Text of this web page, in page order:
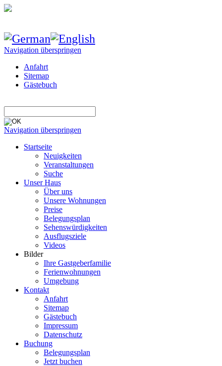
Navigation überspringen
Anfahrt
Sitemap
Gästebuch
Navigation überspringen
Startseite
Neuigkeiten
Veranstaltungen
Suche
Unser Haus
Über uns
Unsere Wohnungen
Preise
Belegungsplan
Sehenswürdigkeiten
Ausflugsziele
Videos
Bilder
Ihre Gastgeberfamilie
Ferienwohnungen
Umgebung
Kontakt
Anfahrt
Sitemap
Gästebuch
Impressum
Datenschutz
Buchung
Belegungsplan
Jetzt buchen